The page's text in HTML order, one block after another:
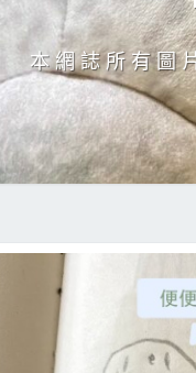
本網誌所有圖